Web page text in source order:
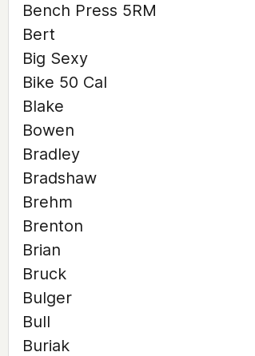
Bench Press 5RM
Bert
Big Sexy
Bike 50 Cal
Blake
Bowen
Bradley
Bradshaw
Brehm
Brenton
Brian
Bruck
Bulger
Bull
Buriak